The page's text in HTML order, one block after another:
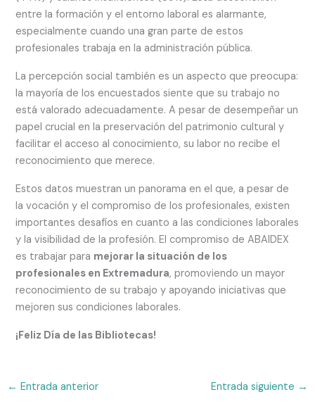
entre la formación y el entorno laboral es alarmante,
especialmente cuando una gran parte de estos
profesionales trabaja en la administración pública.
La percepción social también es un aspecto que preocupa:
la mayoría de los encuestados siente que su trabajo no
está valorado adecuadamente. A pesar de desempeñar un
papel crucial en la preservación del patrimonio cultural y
facilitar el acceso al conocimiento, su labor no recibe el
reconocimiento que merece.
Estos datos muestran un panorama en el que, a pesar de
la vocación y el compromiso de los profesionales, existen
importantes desafíos en cuanto a las condiciones laborales
y la visibilidad de la profesión. El compromiso de ABAIDEX
es trabajar para mejorar la situación de los
profesionales en Extremadura, promoviendo un mayor
reconocimiento de su trabajo y apoyando iniciativas que
mejoren sus condiciones laborales.
¡Feliz Día de las Bibliotecas!
← Entrada anterior Entrada siguiente →